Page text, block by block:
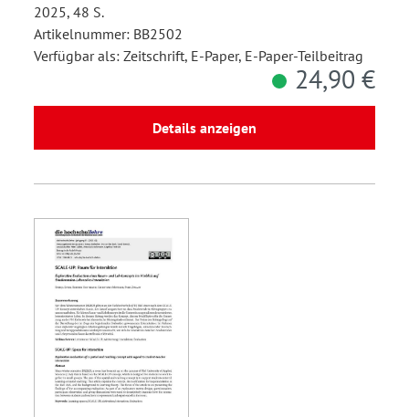
2025, 48 S.
Artikelnummer: BB2502
Verfügbar als: Zeitschrift, E-Paper, E-Paper-Teilbeitrag
24,90 €
Details anzeigen